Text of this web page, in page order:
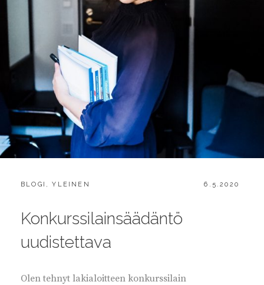
CATEGORIES:
BLOGI ,YLEINEN
POSTED
6.5.2020
Konkurssilainsäädäntö
uudistettava
Olen tehnyt lakialoitteen konkurssilain